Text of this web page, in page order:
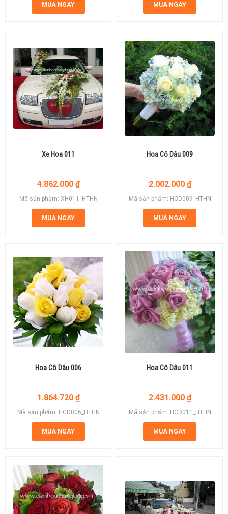
MUA NGAY MUA NGAY
Xe Hoa 011
4.862.000 ₫
Mã sản phẩm: XH011_HTHN
MUA NGAY
Hoa Cô Dâu 009
2.002.000 ₫
Mã sản phẩm: HCD009_HTHN
MUA NGAY
Hoa Cô Dâu 006
1.864.720 ₫
Mã sản phẩm: HCD006_HTHN
MUA NGAY
Hoa Cô Dâu 011
2.431.000 ₫
Mã sản phẩm: HCD011_HTHN
MUA NGAY